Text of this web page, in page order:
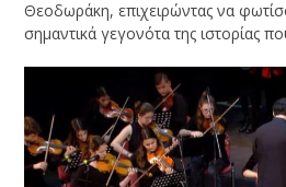
Θεοδωράκη, επιχειρώντας να
σημαντικά γεγονότα της ιστορίας